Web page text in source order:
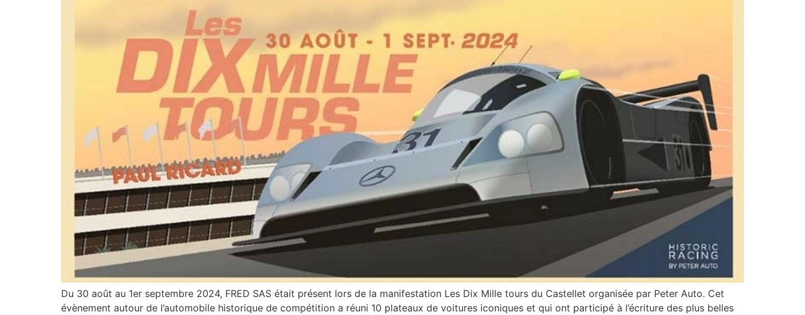
Du 30 août au 1er septembre 2024, FRED SAS était présent lors de la manifestation Les Dix Mille tours du Castellet organisée par Peter Auto. Cet
évènement autour de l’automobile historique de compétition a réuni 10 plateaux de voitures iconiques et qui ont participé à l’écriture des plus belles